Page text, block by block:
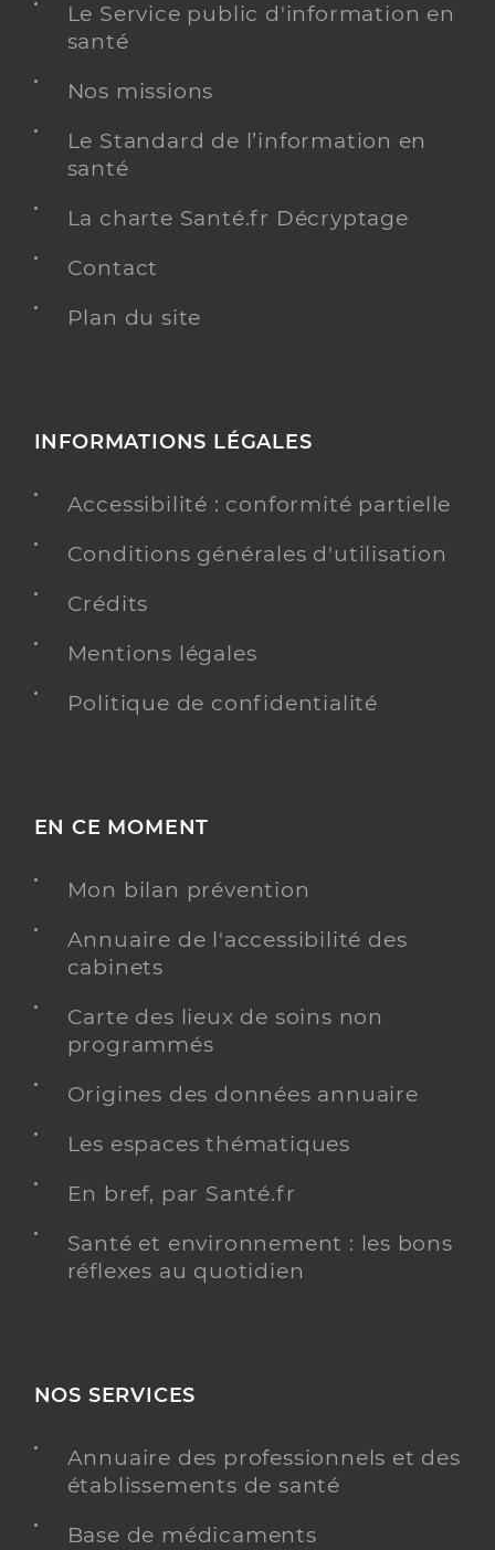
Le Service public d'information en
santé
Nos missions
Le Standard de l’information en
santé
La charte Santé.fr Décryptage
Contact
Plan du site
INFORMATIONS LÉGALES
Accessibilité : conformité partielle
Conditions générales d'utilisation
Crédits
Mentions légales
Politique de confidentialité
EN CE MOMENT
Mon bilan prévention
Annuaire de l'accessibilité des
cabinets
Carte des lieux de soins non
programmés
Origines des données annuaire
Les espaces thématiques
En bref, par Santé.fr
Santé et environnement : les bons
réflexes au quotidien
NOS SERVICES
Annuaire des professionnels et des
établissements de santé
Base de médicaments